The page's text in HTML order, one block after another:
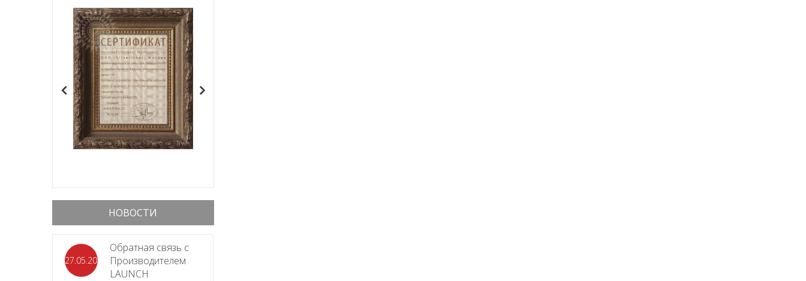
НОВОСТИ
27.05.2026
Обратная связь с
Производителем
LAUNCH